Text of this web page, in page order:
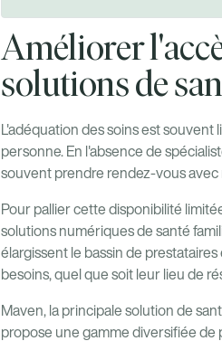
Améliorer
solutions de
L'adéquation des soins est
personne. En l'absence de
souvent prendre rendez-vous
Pour pallier cette disponibilité
solutions numériques de santé
élargissent le bassin de
besoins, quel que soit leur lieu de
Maven, la principale solution de
propose une gamme diversifiée de